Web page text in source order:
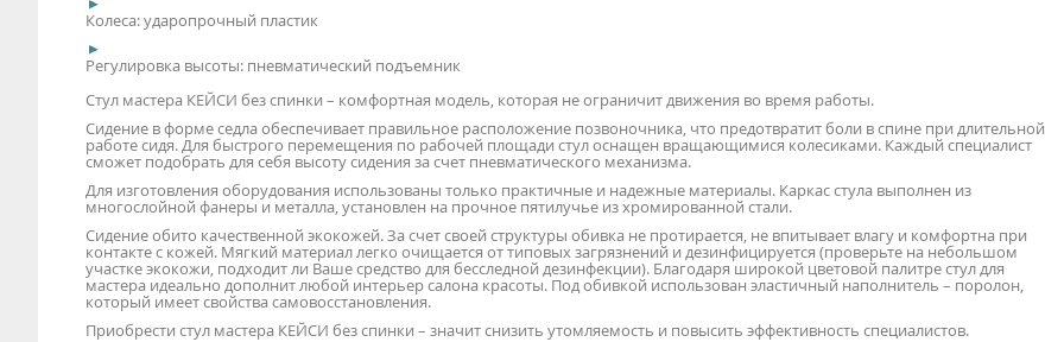
Колеса: ударопрочный пластик
Регулировка высоты: пневматический подъемник
Стул мастера КЕЙСИ без спинки – комфортная модель, которая не ограничит движения во время работы.
Сидение в форме седла обеспечивает правильное расположение позвоночника, что предотвратит боли в спине при длительной
работе сидя. Для быстрого перемещения по рабочей площади стул оснащен вращающимися колесиками. Каждый специалист
сможет подобрать для себя высоту сидения за счет пневматического механизма.
Для изготовления оборудования использованы только практичные и надежные материалы. Каркас стула выполнен из
многослойной фанеры и металла, установлен на прочное пятилучье из хромированной стали.
Сидение обито качественной экокожей. За счет своей структуры обивка не протирается, не впитывает влагу и комфортна при
контакте с кожей. Мягкий материал легко очищается от типовых загрязнений и дезинфицируется (проверьте на небольшом
участке экокожи, подходит ли Ваше средство для бесследной дезинфекции). Благодаря широкой цветовой палитре стул для
мастера идеально дополнит любой интерьер салона красоты. Под обивкой использован эластичный наполнитель – поролон,
который имеет свойства самовосстановления.
Приобрести стул мастера КЕЙСИ без спинки – значит снизить утомляемость и повысить эффективность специалистов.